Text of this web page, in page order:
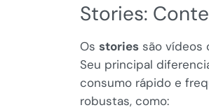
Stories:
Os stories são vídeos
Seu principal
consumo rápido e
robustas, como: